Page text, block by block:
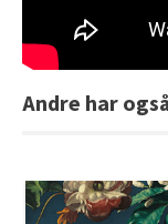
Andre har